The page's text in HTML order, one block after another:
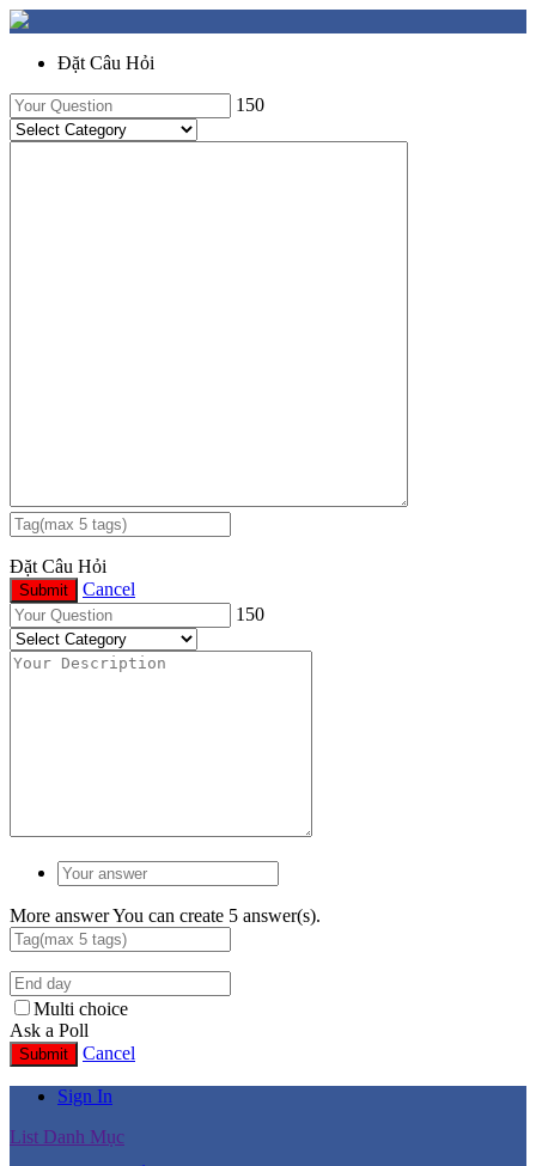
Đặt Câu Hỏi
150
Đặt Câu Hỏi
Submit
Cancel
150
More answerYou can create 5 answer(s).
Multi choice
Ask a Poll
Submit Cancel
Sign In
List Danh Mục